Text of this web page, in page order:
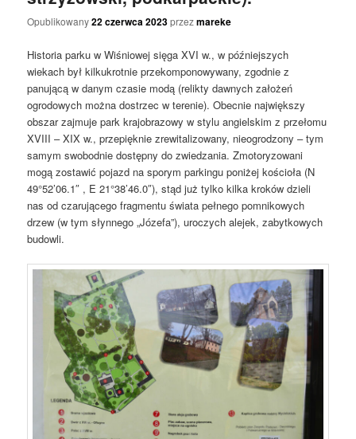
Opublikowany22 czerwca 2023przezmareke
Historia parku w Wiśniowej sięga XVI w., w późniejszych
wiekach był kilkukrotnie przekomponowywany, zgodnie z
panującą w danym czasie modą (relikty dawnych założeń
ogrodowych można dostrzec w terenie). Obecnie największy
obszar zajmuje park krajobrazowy w stylu angielskim z przełomu
XVIII – XIX w., przepięknie zrewitalizowany, nieogrodzony – tym
samym swobodnie dostępny do zwiedzania. Zmotoryzowani
mogą zostawić pojazd na sporym parkingu poniżej kościoła (N
49°52’06.1″ , E 21°38’46.0″), stąd już tylko kilka kroków dzieli
nas od czarującego fragmentu świata pełnego pomnikowych
drzew (w tym słynnego „Józefa”), uroczych alejek, zabytkowych
budowli.